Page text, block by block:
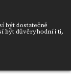
být dostatečně
být důvěryhodní i ti,